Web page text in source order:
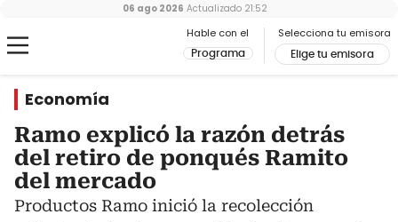
Hable con el
Programa
Selecciona tu emisora
Elige tu emisora
06 ago 2026 Actualizado 21:52
Economía
Ramo explicó la razón detrás
del retiro de ponqués Ramito
del mercado
Productos Ramo inició la recolección